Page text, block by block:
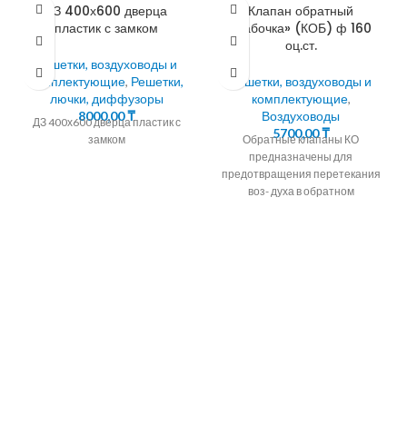
ДЗ 400х600 дверца
пластик с замком
Решетки, воздуховоды и
комплектующие, Решетки,
лючки, диффузоры
8000,00₸
ДЗ 400х600 дверца пластик с
замком
Клапан обратный
«бабочка» (КОБ) ф 160
оц.ст.
Решетки, воздуховоды и
комплектующие,
Воздуховоды
5700,00₸
Обратные клапаны КО
предназначены для
предотвращения перетекания
воз- духа в обратном